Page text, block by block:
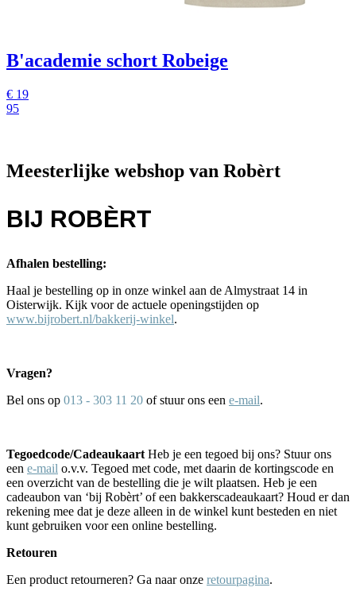
B'academie schort Robeige
€ 19
95
Meesterlijke webshop van Robèrt
BIJ ROBÈRT
Afhalen bestelling:
Haal je bestelling op in onze winkel aan de Almystraat 14 in
Oisterwijk. Kijk voor de actuele openingstijden op
www.bijrobert.nl/bakkerij-winkel.
Vragen?
Bel ons op 013 - 303 11 20 of stuur ons een e-mail.
Tegoedcode/Cadeaukaart Heb je een tegoed bij ons? Stuur ons
een e-mail o.v.v. Tegoed met code, met daarin de kortingscode en
een overzicht van de bestelling die je wilt plaatsen. Heb je een
cadeaubon van ‘bij Robèrt’ of een bakkerscadeaukaart? Houd er dan
rekening mee dat je deze alleen in de winkel kunt besteden en niet
kunt gebruiken voor een online bestelling.
Retouren
Een product retourneren? Ga naar onze retourpagina.